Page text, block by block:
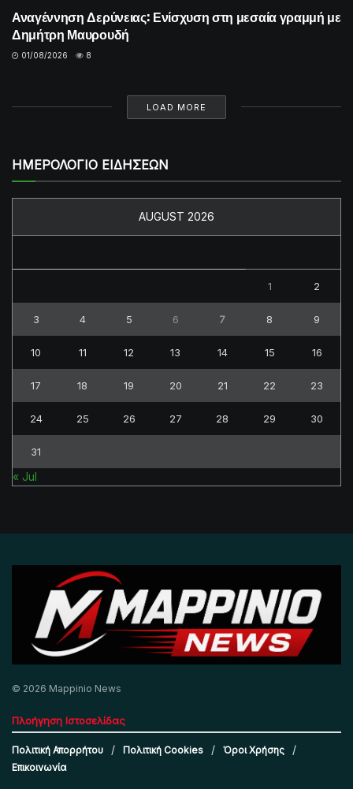
Αναγέννηση Δερύνειας: Ενίσχυση στη μεσαία γραμμή με
Δημήτρη Μαυρουδή
01/08/2026 8
LOAD MORE
ΗΜΕΡΟΛΟΓΙΟ ΕΙΔΗΣΕΩΝ
AUGUST 2026
1 2
3 4 5 6 7 8 9
10 11 12 13 14 15 16
17 18 19 20 21 22 23
24 25 26 27 28 29 30
31
« Jul
© 2026 Mappinio News
Πλοήγηση Ιστοσελίδας
Πολιτική Απορρήτου Πολιτική Cookies
Όροι Χρήσης
Επικοινωνία